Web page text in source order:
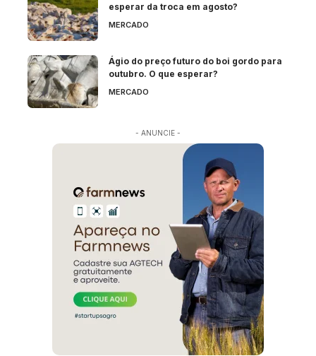
esperar da troca em agosto?
MERCADO
Ágio do preço futuro do boi gordo para
outubro. O que esperar?
MERCADO
- ANUNCIE -